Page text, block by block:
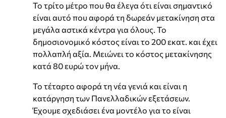
Το τρίτο μέτρο που θα έλεγα ότι είναι σημαντικό
είναι αυτό που αφορά τη δωρεάν μετακίνηση στα
μεγάλα αστικά κέντρα για όλους. Το
δημοσιονομικό κόστος είναι το 200 εκατ. και έχει
πολλαπλή αξία. Μειώνει το κόστος μετακίνησης
κατά 80 ευρώ τον μήνα.
Το τέταρτο αφορά τη νέα γενιά και είναι η
κατάργηση των Πανελλαδικών εξετάσεων.
Έχουμε σχεδιάσει ένα μοντέλο για το είναι